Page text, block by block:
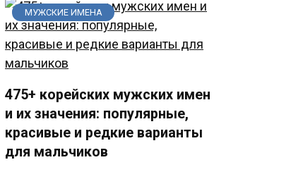
МУЖСКИЕ ИМЕНА
475+ корейских мужских имен
и их значения: популярные,
красивые и редкие варианты
для мальчиков